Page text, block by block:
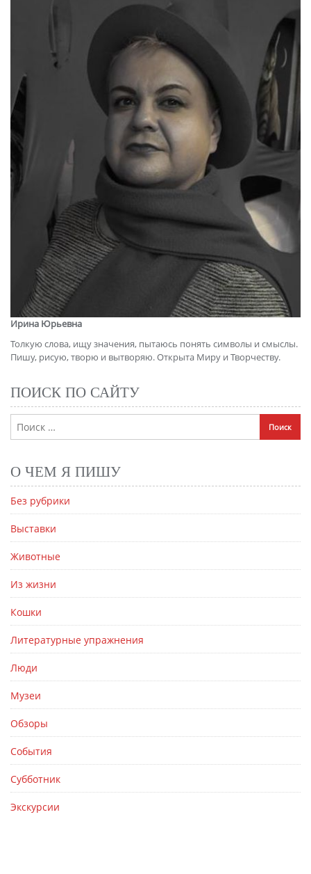
Ирина Юрьевна
Толкую слова, ищу значения, пытаюсь понять символы и смыслы.
Пишу, рисую, творю и вытворяю. Открыта Миру и Творчеству.
ПОИСК ПО САЙТУ
О ЧЕМ Я ПИШУ
Без рубрики
Выставки
Животные
Из жизни
Кошки
Литературные упражнения
Люди
Музеи
Обзоры
События
Субботник
Экскурсии